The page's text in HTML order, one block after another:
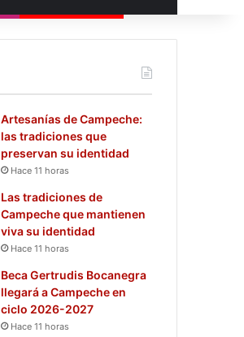
Artesanías de Campeche:
las tradiciones que
preservan su identidad
Hace 11 horas
Las tradiciones de
Campeche que mantienen
viva su identidad
Hace 11 horas
Beca Gertrudis Bocanegra
llegará a Campeche en
ciclo 2026-2027
Hace 11 horas